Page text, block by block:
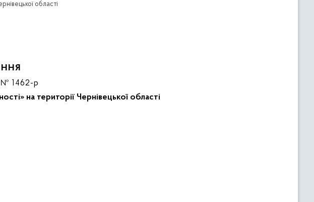
області
№ 1462-р
на території Чернівецької області